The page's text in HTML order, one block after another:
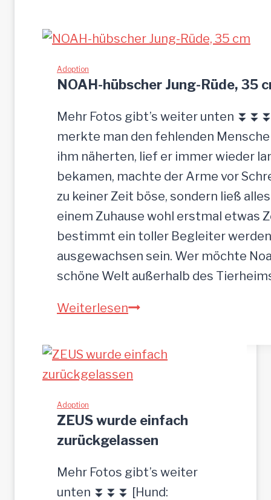
n
–
G
n
a
d
e
n
b
r
o
p
a
t
e
s
u
c
Adoption
NOAH-hübscher Jung-Rüde, 35
Mehr Fotos gibt’s weiter unten
merkte man den fehlenden
ihm näherten, lief er immer wieder
bekamen, machte der Arme vor
zu keiner Zeit böse, sondern ließ
einem Zuhause wohl erstmal etwas
bestimmt ein toller Begleiter
ausgewachsen sein. Wer möchte
schöne Welt außerhalb des
WeiterlesenN
A
ü
b
s
c
Adoption
ZEUS wurde einfach
zurückgelassen
Mehr Fotos gibt’s weiter
unten ⏬⏬⏬ [Hund: